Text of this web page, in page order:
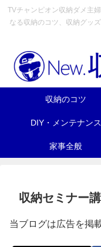
TVチャンピオン収納ダメ主
なる収納のコツ、収納グッ
収納のコツ
DIY・メンテナンス
家事全般
収納セミナー
当ブログは広告を掲